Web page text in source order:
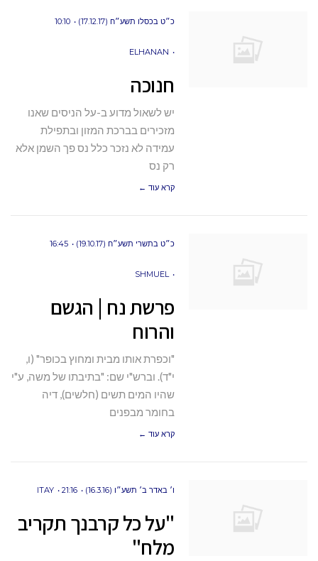
כ״ט בכסלו תשע״ח (17.12.17) 10:10
ELHANAN
חנוכה
יש לשאול מדוע ב-על הניסים שאנו
מזכירים בברכת המזון ובתפילת
עמידה לא נזכר כלל נס פך השמן אלא
רק נס
קרא עוד ←
כ״ט בתשרי תשע״ח (19.10.17) 16:45
SHMUEL
פרשת נח | הגשם
והרוח
"וכפרת אותו מבית ומחוץ בכופר" (ו,
י"ד). וברש"י שם: "בתיבתו של משה, ע"י
שהיו המים תשים (חלשים), דיה
בחומר מבפנים
קרא עוד ←
ו׳ באדר ב׳ תשע״ו (16.3.16) 21:16
ITAY
"על כל קרבנך תקריב
מלח"